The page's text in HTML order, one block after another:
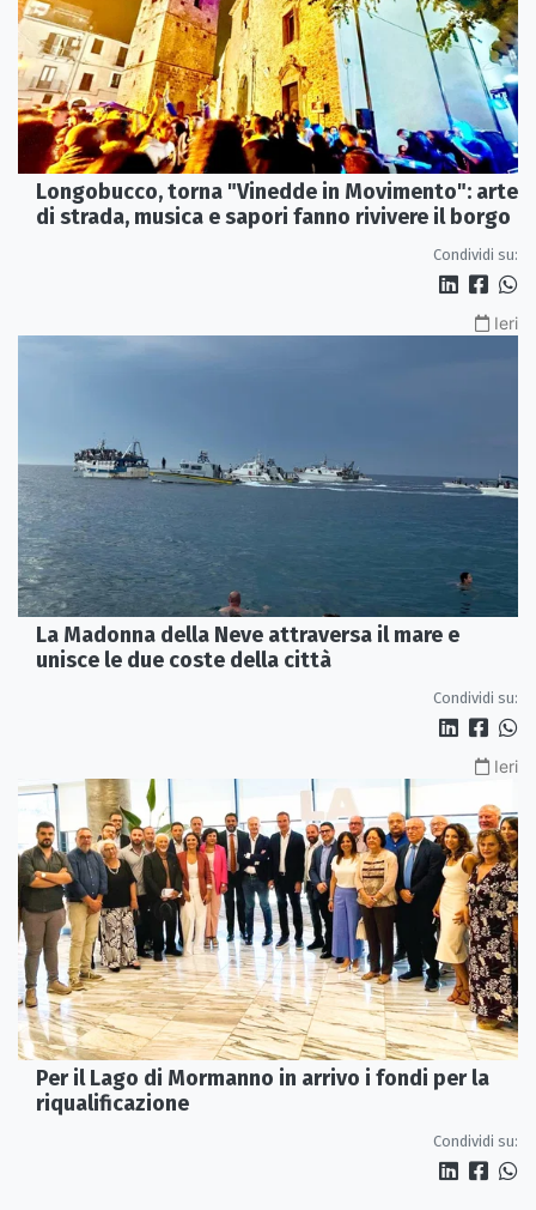
Longobucco, torna "Vinedde in Movimento": arte
di strada, musica e sapori fanno rivivere il borgo
Condividi su:
Ieri
La Madonna della Neve attraversa il mare e
unisce le due coste della città
Condividi su:
Ieri
Per il Lago di Mormanno in arrivo i fondi per la
riqualificazione
Condividi su: